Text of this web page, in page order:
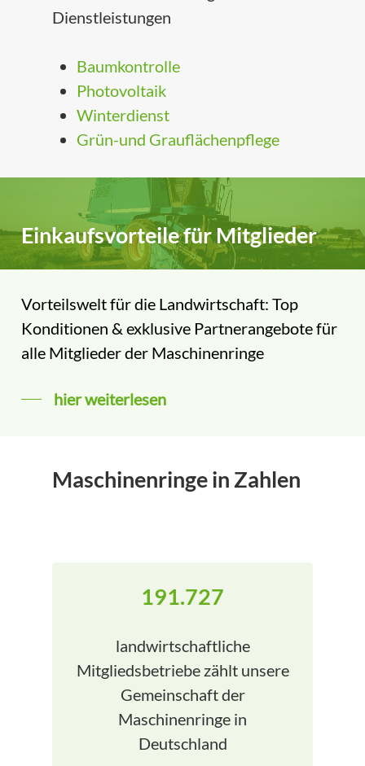
Dienstleistungen
Baumkontrolle
Photovoltaik
Winterdienst
Grün-und Grauflächenpflege
Einkaufsvorteile für Mitglieder
Vorteilswelt für die Landwirtschaft: Top
Konditionen & exklusive Partnerangebote für
alle Mitglieder der Maschinenringe
hier weiterlesen
Maschinenringe in Zahlen
191.727
landwirtschaftliche
Mitgliedsbetriebe zählt unsere
Gemeinschaft der
Maschinenringe in
Deutschland